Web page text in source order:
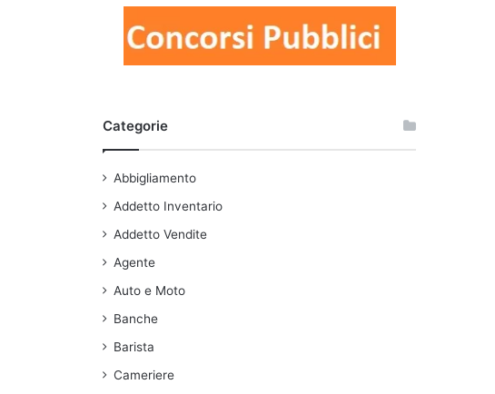
Categorie
Abbigliamento
Addetto Inventario
Addetto Vendite
Agente
Auto e Moto
Banche
Barista
Cameriere